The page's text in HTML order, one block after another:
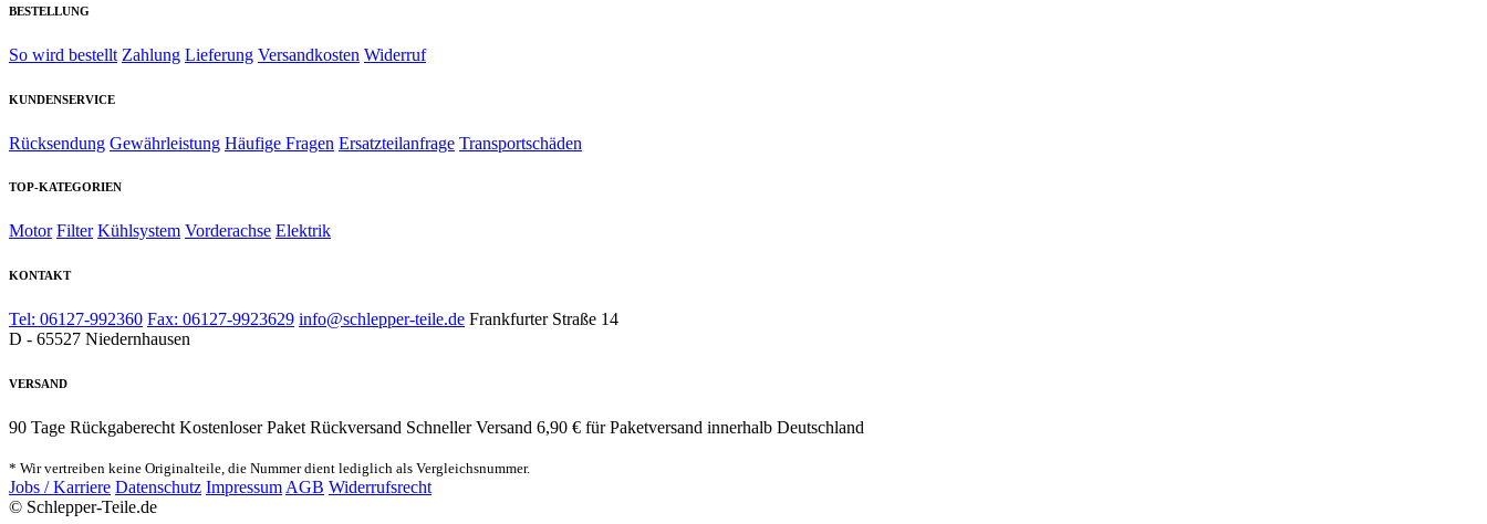
BESTELLUNG
So wird bestellt Zahlung Lieferung Versandkosten Widerruf
KUNDENSERVICE
Rücksendung Gewährleistung Häufige Fragen Ersatzteilanfrage Transportschäden
TOP-KATEGORIEN
Motor Filter Kühlsystem Vorderachse Elektrik
KONTAKT
Tel: 06127-992360 Fax: 06127-9923629 info@schlepper-teile.de Frankfurter Straße 14
D - 65527 Niedernhausen
VERSAND
90 Tage Rückgaberecht Kostenloser Paket Rückversand Schneller Versand 6,90 € für Paketversand innerhalb Deutschland
* Wir vertreiben keine Originalteile, die Nummer dient lediglich als Vergleichsnummer.
Jobs / Karriere Datenschutz Impressum AGB Widerrufsrecht
© Schlepper-Teile.de